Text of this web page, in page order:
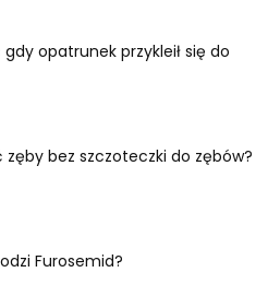
opatrunek przykleił się do
zęby bez szczoteczki do zębów?
Furosemid?